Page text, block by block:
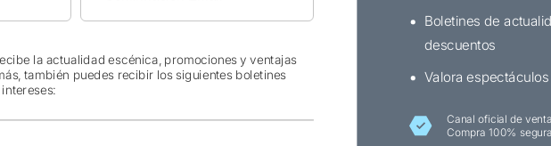
la actualidad escénica, promociones y ventajas
también puedes recibir los siguientes boletines
Boletines de
descuentos
Valora espectáculos
Canal oficial de
Compra 100% segura